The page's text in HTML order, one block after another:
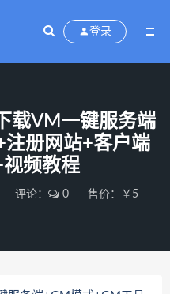
登录
载VM一键服务端
册网站+客户端
频教程
评论： 0 售价：￥5